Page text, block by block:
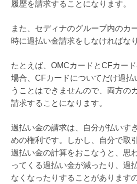
履歴を請求することになります。
また、セディナのグループ内のカ
時に過払い金請求をしなければな
たとえば、OMCカードとCFカー
場合、CFカードについてだけ過払
うことはできませんので、両方の
請求することになります。
過払い金の請求は、自分が払いす
めの権利です。しかし、自分で取
過払い金の計算をおこなうと、思
ってくる過払い金が減ったり、過
なくなったりすることがあります